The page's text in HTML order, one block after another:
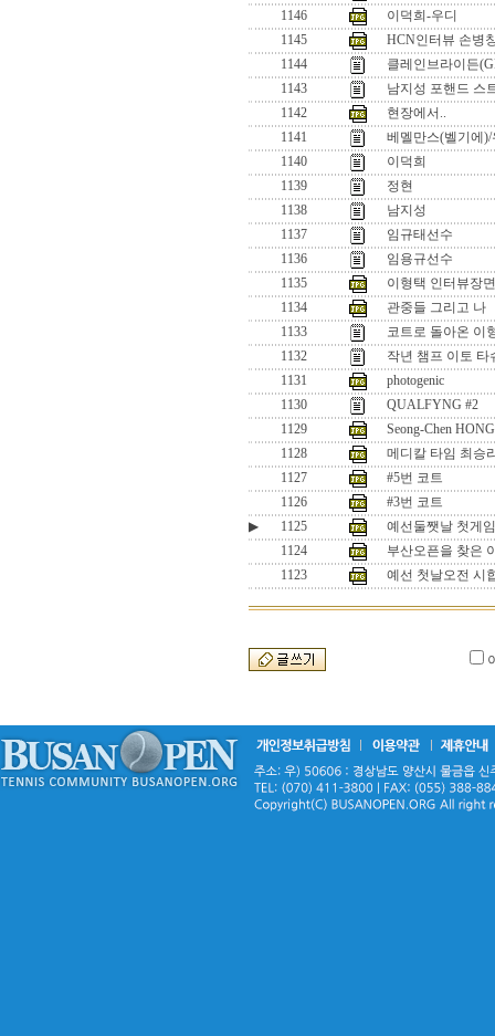
1146
이덕희-우디
1145
HCN인터뷰 손병
1144
클레인브라이든
1143
남지성 포핸드 스
1142
현장에서..
1141
베멜만스(벨기에
1140
이덕희
1139
정현
1138
남지성
1137
임규태선수
1136
임용규선수
1135
이형택 인터뷰장
1134
관중들 그리고 나
1133
코트로 돌아온 이
1132
작년 챔프 이토 타
1131
photogenic
1130
QUALFYNG #2
1129
Seong-Chen
1128
메디칼 타임 최승
1127
#5번 코트
1126
#3번 코트
▶
1125
예선둘쨋날 첫게
1124
부산오픈을 찾은
1123
예선 첫날오전 시